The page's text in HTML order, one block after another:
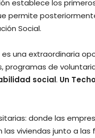
establece los
permite
Social.
es una extraordinaria
programas de
social. Un
donde las
viviendas junto a las